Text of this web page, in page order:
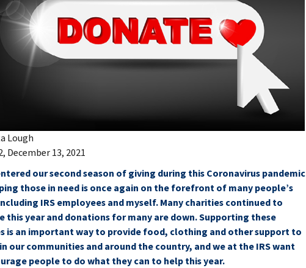
Lough
December 13, 2021
our second season of giving during this Coronavirus pandemic
those in need is once again on the forefront of many people’s
IRS employees and myself. Many charities continued to
this year and donations for many are down. Supporting these
is an important way to provide food, clothing and other support to
our communities and around the country, and we at the IRS want
people to do what they can to help this year.